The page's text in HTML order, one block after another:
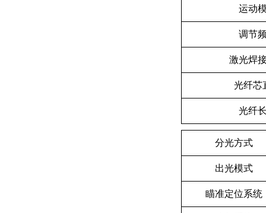
运动
调节
激光焊
光纤芯
光纤
分光方式
出光模式
瞄准定位系统